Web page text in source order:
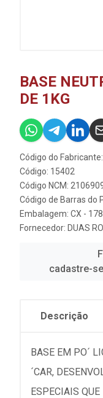
BASE
DE 1KG
Código do
Código: 15402
Código NCM:
Código de Barras do
Embalagem: CX -
Fornecedor: DUAS
cadastre-
Descrição
BASE EM PO´
´CAR,
ESPECIAIS QUE